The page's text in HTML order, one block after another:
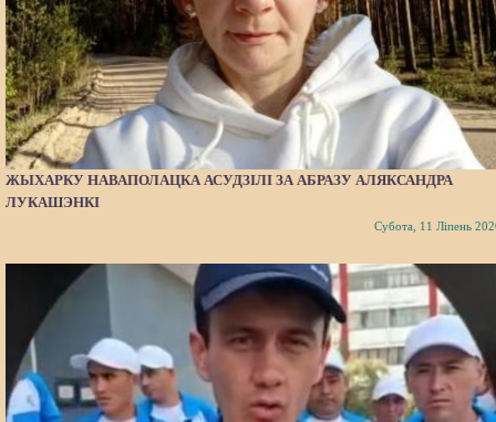
ЖЫХАРКУ НАВАПОЛАЦКА АСУДЗІЛІ ЗА АБРАЗУ АЛЯКСАНДРА
ЛУКАШЭНКІ
Субота, 11 Ліпень